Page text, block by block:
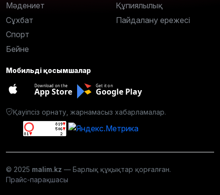
Мәдениет
Сұхбат
Спорт
Бейне
Құпиялылық
Пайдалану ережесі
Мобильді қосымшалар
Download on the
App Store
Get it on
Google Play
Қауіпсіз орнату, жарнамасыз хабарламалар.
© 2025 malim.kz — Барлық құқықтар қорғалған.
Прайс-парақшасы